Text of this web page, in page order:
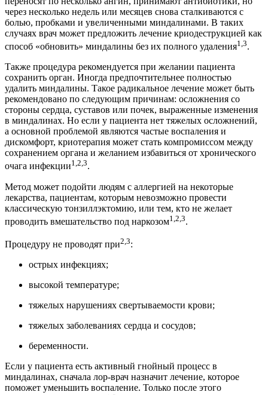
через несколько недель или месяцев снова сталкиваются с
болью, пробками и увеличенными миндалинами. В таких
случаях врач может предложить лечение криодеструкцией как
способ «обновить» миндалины без их полного удаления1,3.
Также процедура рекомендуется при желании пациента
сохранить орган. Иногда предпочтительнее полностью
удалить миндалины. Такое радикальное лечение может быть
рекомендовано по следующим причинам: осложнения со
стороны сердца, суставов или почек, выраженные изменения
в миндалинах. Но если у пациента нет тяжелых осложнений,
а основной проблемой являются частые воспаления и
дискомфорт, криотерапия может стать компромиссом между
сохранением органа и желанием избавиться от хронического
очага инфекции1,2,3.
Метод может подойти людям с аллергией на некоторые
лекарства, пациентам, которым невозможно провести
классическую тонзиллэктомию, или тем, кто не желает
проводить вмешательство под наркозом1,2,3.
Процедуру не проводят при2,3:
острых инфекциях;
высокой температуре;
тяжелых нарушениях свертываемости крови;
тяжелых заболеваниях сердца и сосудов;
беременности.
Если у пациента есть активный гнойный процесс в
миндалинах, сначала лор-врач назначит лечение, которое
поможет уменьшить воспаление. Только после этого